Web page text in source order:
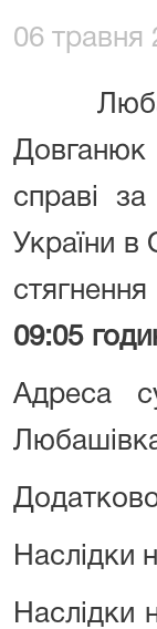
06 травня
справі за
України в
09:05
Адреса
Наслідки
Наслідки